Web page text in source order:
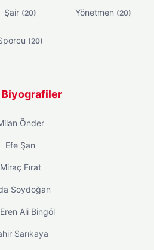
Şair (20) Yönetmen (20)
(20)
Biyografiler
Önder
Efe Şan
Miraç Fırat
Soydoğan
Ali Bingöl
Sarıkaya